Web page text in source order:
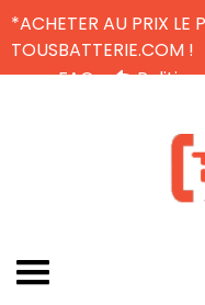
*ACHETER AU PRIX LE
TOUSBATTERIE.COM !
FAQ